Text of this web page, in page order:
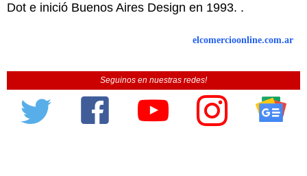
Dot e inició Buenos Aires Design en 1993. .
elcomercioonline.com.ar
Seguinos en nuestras redes!